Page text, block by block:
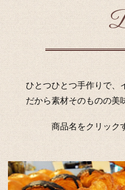
ひとつひとつ手作りで、
だから素材そのものの美
商品名をクリック